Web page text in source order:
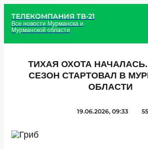
ТЕЛЕКОМПАНИЯ ТВ-21
Все новости Мурманска и
Мурманской области
ТИХАЯ ОХОТА
СЕЗОН СТАРТОВАЛ В
ОБЛАСТИ
19.06.2026, 09:33